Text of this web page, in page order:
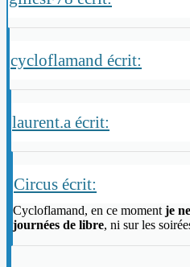
cycloflamand écrit:
laurent.a écrit:
Circus écrit:
Cycloflamand, en ce moment je
journées de libre, ni sur les